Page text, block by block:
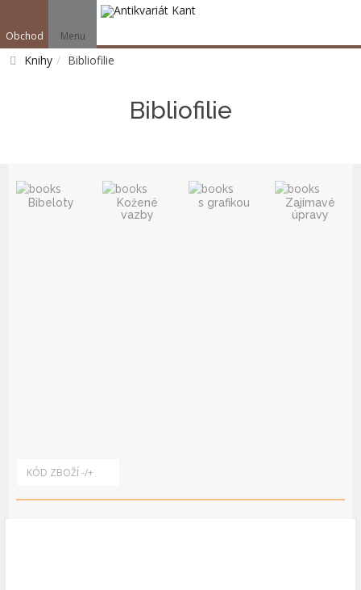
Obchod Menu
Knihy Bibliofilie
Bibliofilie
Bibeloty
Kožené
vazby
s grafikou
Zajímavé
úpravy
KÓD ZBOŽÍ -/+